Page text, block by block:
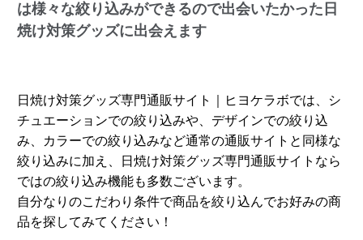
は様々な絞り込みができるので出会いたかった日
焼け対策グッズに出会えます
日焼け対策グッズ専門通販サイト｜ヒヨケラボでは、シ
チュエーションでの絞り込みや、デザインでの絞り込
み、カラーでの絞り込みなど通常の通販サイトと同様な
絞り込みに加え、日焼け対策グッズ専門通販サイトなら
ではの絞り込み機能も多数ございます。
自分なりのこだわり条件で商品を絞り込んでお好みの商
品を探してみてください！